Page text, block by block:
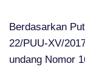
Berdasarkan
22/PUU-XV/
undang Nomor